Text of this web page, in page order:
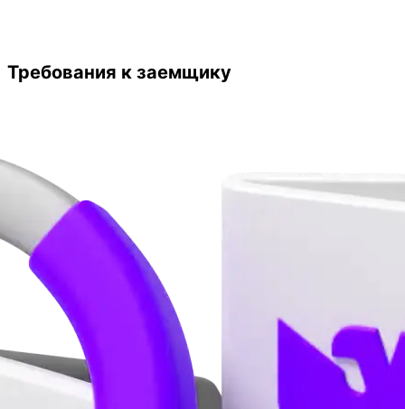
Требования к заемщику